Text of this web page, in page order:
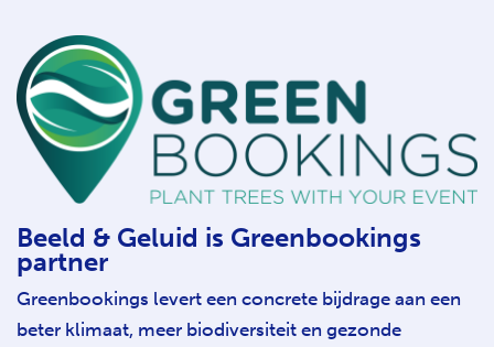
Beeld & Geluid is Greenbookings
partner
Greenbookings levert een concrete bijdrage aan een
beter klimaat, meer biodiversiteit en gezonde